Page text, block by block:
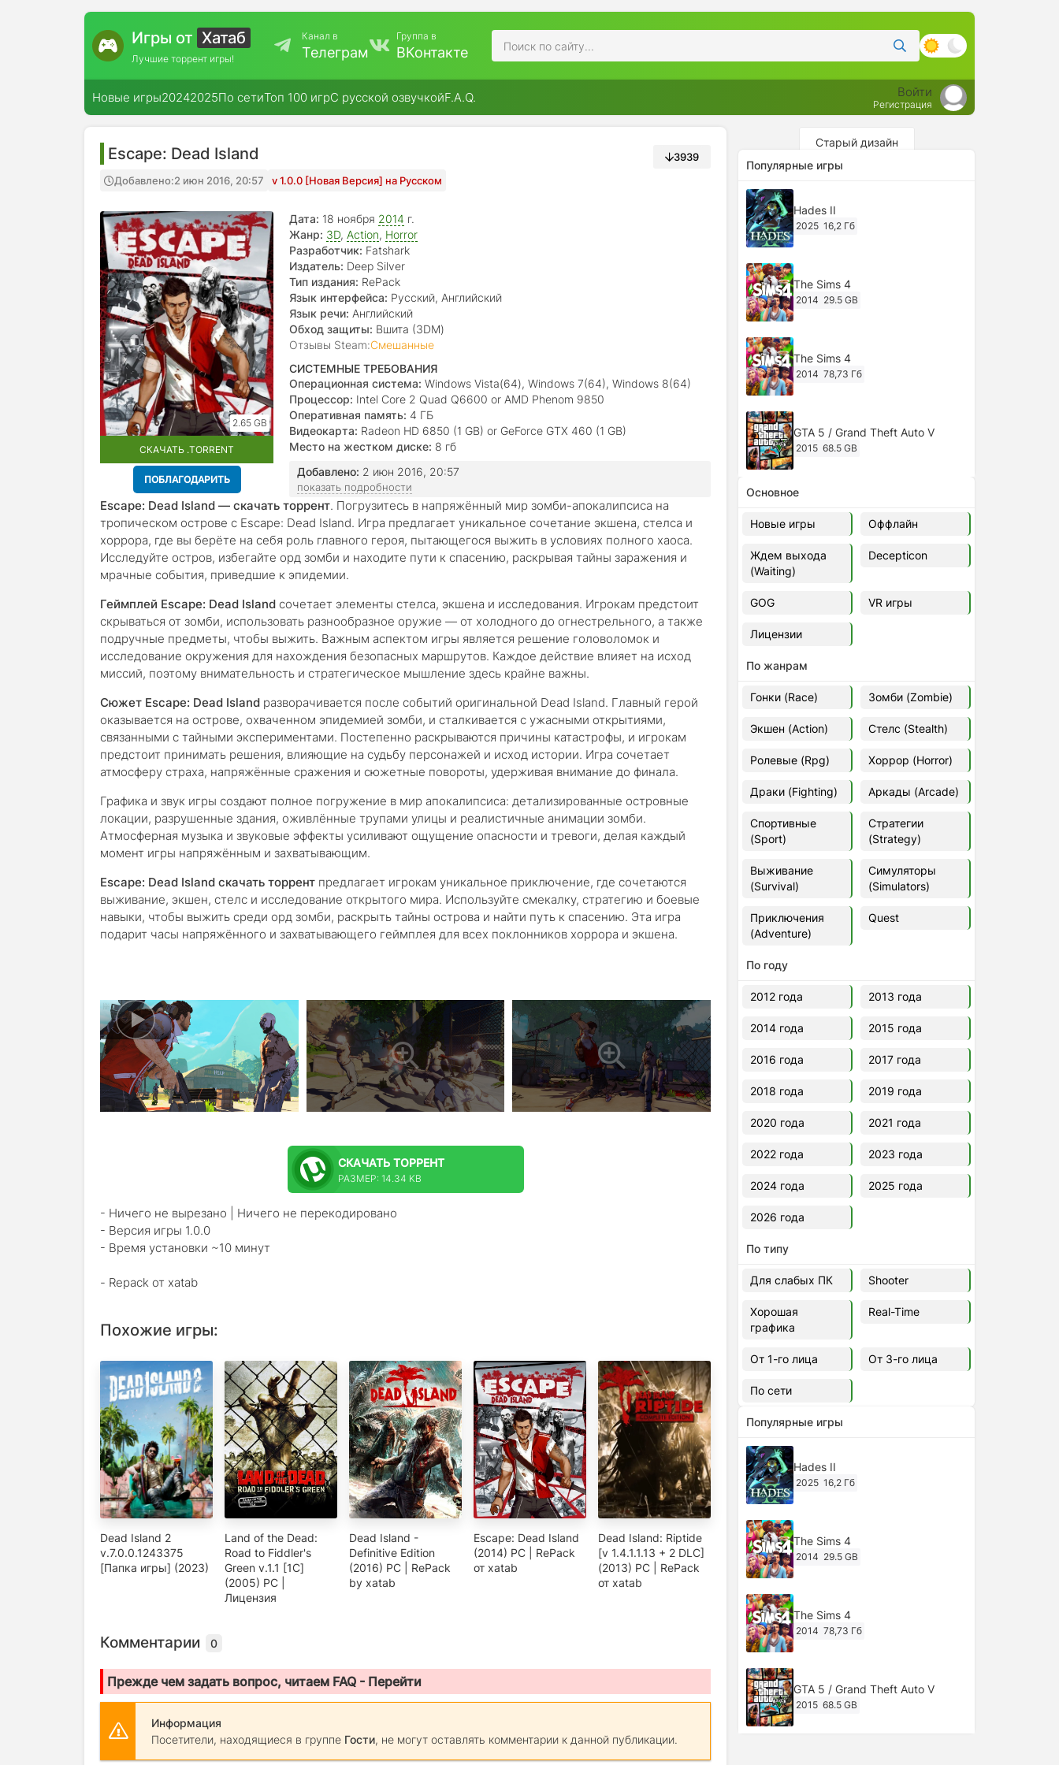
Игры от Хатаб
Лучшие торрент игры!
Канал в
Телеграм
Группа в
ВКонтакте
Новые игры20242025По сетиТоп 100 игрС русской озвучкойF.A.Q. Войти
Регистрация
Escape: Dead Island
Добавлено:2 июн 2016, 20:57 v 1.0.0 [Новая Версия] на Русском
3939
2.65 GB
СКАЧАТЬ .TORRENT
ПОБЛАГОДАРИТЬ
Дата: 18 ноября 2014 г.
Жанр: 3D, Action, Horror
Разработчик: Fatshark
Издатель: Deep Silver
Тип издания: RePack
Язык интерфейса: Русский, Английский
Язык речи: Английский
Обход защиты: Вшита (3DM)
Отзывы Steam:Смешанные
СИСТЕМНЫЕ ТРЕБОВАНИЯ
Операционная система: Windows Vista(64), Windows 7(64), Windows 8(64)
Процессор: Intel Core 2 Quad Q6600 or AMD Phenom 9850
Оперативная память: 4 ГБ
Видеокарта: Radeon HD 6850 (1 GB) or GeForce GTX 460 (1 GB)
Место на жестком диске: 8 гб
Добавлено: 2 июн 2016, 20:57
показать подробности
Escape: Dead Island — скачать торрент. Погрузитесь в напряжённый мир зомби-апокалипсиса на
тропическом острове с Escape: Dead Island. Игра предлагает уникальное сочетание экшена, стелса и
хоррора, где вы берёте на себя роль главного героя, пытающегося выжить в условиях полного хаоса.
Исследуйте остров, избегайте орд зомби и находите пути к спасению, раскрывая тайны заражения и
мрачные события, приведшие к эпидемии.
Геймплей Escape: Dead Island сочетает элементы стелса, экшена и исследования. Игрокам предстоит
скрываться от зомби, использовать разнообразное оружие — от холодного до огнестрельного, а также
подручные предметы, чтобы выжить. Важным аспектом игры является решение головоломок и
исследование окружения для нахождения безопасных маршрутов. Каждое действие влияет на исход
миссий, поэтому внимательность и стратегическое мышление здесь крайне важны.
Сюжет Escape: Dead Island разворачивается после событий оригинальной Dead Island. Главный герой
оказывается на острове, охваченном эпидемией зомби, и сталкивается с ужасными открытиями,
связанными с тайными экспериментами. Постепенно раскрываются причины катастрофы, и игрокам
предстоит принимать решения, влияющие на судьбу персонажей и исход истории. Игра сочетает
атмосферу страха, напряжённые сражения и сюжетные повороты, удерживая внимание до финала.
Графика и звук игры создают полное погружение в мир апокалипсиса: детализированные островные
локации, разрушенные здания, оживлённые трупами улицы и реалистичные анимации зомби.
Атмосферная музыка и звуковые эффекты усиливают ощущение опасности и тревоги, делая каждый
момент игры напряжённым и захватывающим.
Escape: Dead Island скачать торрент предлагает игрокам уникальное приключение, где сочетаются
выживание, экшен, стелс и исследование открытого мира. Используйте смекалку, стратегию и боевые
навыки, чтобы выжить среди орд зомби, раскрыть тайны острова и найти путь к спасению. Эта игра
подарит часы напряжённого и захватывающего геймплея для всех поклонников хоррора и экшена.
СКАЧАТЬ ТОРРЕНТ
РАЗМЕР: 14.34 KB
- Ничего не вырезано | Ничего не перекодировано
- Версия игры 1.0.0
- Время установки ~10 минут
- Repack от xatab
Похожие игры:
Dead Island 2
v.7.0.0.1243375
[Папка игры] (2023)
Land of the Dead:
Road to Fiddler's
Green v.1.1 [1С]
(2005) PC |
Лицензия
Dead Island -
Definitive Edition
(2016) PC | RePack
by xatab
Escape: Dead Island
(2014) PC | RePack
от xatab
Dead Island: Riptide
[v 1.4.1.1.13 + 2 DLC]
(2013) PC | RePack
от xatab
Комментарии 0
Прежде чем задать вопрос, читаем FAQ - Перейти
Информация
Посетители, находящиеся в группе Гости, не могут оставлять комментарии к данной публикации.
Старый дизайн
Популярные игры
Hades II
2025 16,2 Гб
The Sims 4
2014 29.5 GB
The Sims 4
2014 78,73 Гб
GTA 5 / Grand Theft Auto V
2015 68.5 GB
Ghost of Tsushima: Director's Cut
v.1053.8.1023.1614 [RePack
Decepticon] (2024)
2024
Cyberpunk 2077
49.4 GB
Ghost of Tsushima: Director's Cut
v.1053.9.0623.1807 [Папка
Euro Truck Simulator 2 v.1.60.1.7s
[Папка игры] (2012)
37,77 Гб
Forza Horizon 5 v.688.044
[Папка игры] (2021)
2021
V Rising
2024
Основное
Новые игры Оффлайн
Ждем выхода
(Waiting)
Decepticon
GOG VR игры
Лицензии
По жанрам
Гонки (Race) Зомби (Zombie)
Экшен (Action) Стелс (Stealth)
Ролевые (Rpg) Хоррор (Horror)
Драки (Fighting) Аркады (Arcade)
Спортивные
(Sport)
Стратегии
(Strategy)
Выживание
(Survival)
Симуляторы
(Simulators)
Приключения
(Adventure)
Quest
По году
2012 года 2013 года
2014 года 2015 года
2016 года 2017 года
2018 года 2019 года
2020 года 2021 года
2022 года 2023 года
2024 года 2025 года
2026 года
По типу
Для слабых ПК Shooter
Хорошая
графика
Real-Time
От 1-го лица От 3-го лица
По сети
Популярные игры
Hades II
2025 16,2 Гб
The Sims 4
2014 29.5 GB
The Sims 4
2014 78,73 Гб
GTA 5 / Grand Theft Auto V
2015 68.5 GB